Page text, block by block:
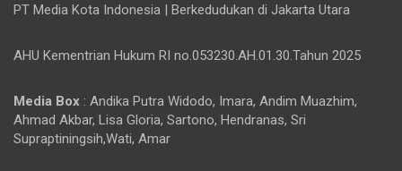
PT Media Kota Indonesia | Berkedudukan di Jakarta Utara
AHU Kementrian Hukum RI no.053230.AH.01.30.Tahun 2025
Media Box : Andika Putra Widodo, Imara, Andim Muazhim,
Ahmad Akbar, Lisa Gloria, Sartono, Hendranas, Sri
Supraptiningsih,Wati, Amar